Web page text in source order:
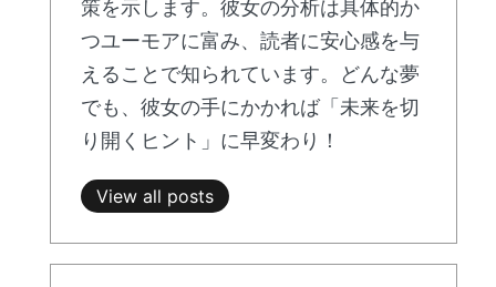
策を示します。彼女の分析は具体的か
つユーモアに富み、読者に安心感を与
えることで知られています。どんな夢
でも、彼女の手にかかれば「未来を切
り開くヒント」に早変わり！
View all posts